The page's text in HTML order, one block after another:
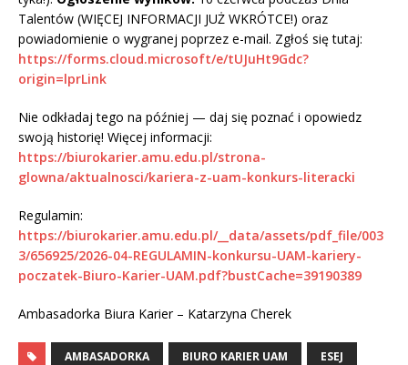
Talentów (WIĘCEJ INFORMACJI JUŻ WKRÓTCE!) oraz
powiadomienie o wygranej poprzez e-mail. Zgłoś się tutaj:
https://forms.cloud.microsoft/e/tUJuHt9Gdc?
origin=lprLink
Nie odkładaj tego na później — daj się poznać i opowiedz
swoją historię! Więcej informacji:
https://biurokarier.amu.edu.pl/strona-
glowna/aktualnosci/kariera-z-uam-konkurs-literacki
Regulamin:
https://biurokarier.amu.edu.pl/__data/assets/pdf_file/003
3/656925/2026-04-REGULAMIN-konkursu-UAM-kariery-
poczatek-Biuro-Karier-UAM.pdf?bustCache=39190389
Ambasadorka Biura Karier – Katarzyna Cherek
AMBASADORKA BIURO KARIER UAM ESEJ